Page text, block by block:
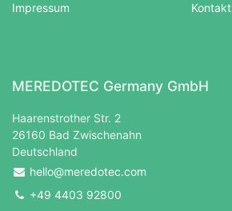
Impressum
Kontakt
MEREDOTEC Germany GmbH
Haarenstrother Str. 2
26160 Bad Zwischenahn
Deutschland
hello@meredotec.com
+49 4403 92800